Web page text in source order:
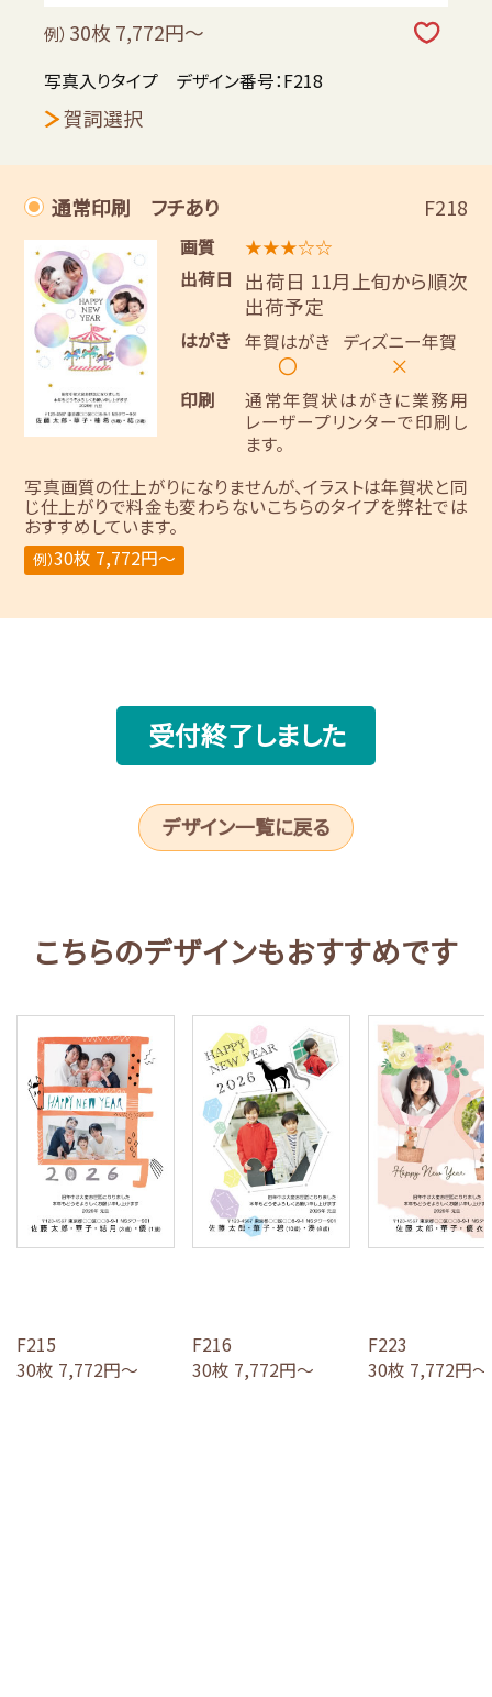
例） 30枚 7,772円～
写真入りタイプ デザイン番号：F218
賀詞選択
通常印刷 フチあり F218
画質
★★★☆☆
出荷日
出荷日 11月上旬から順次
出荷予定
はがき 年賀はがき
〇
ディズニー年賀
×
印刷
通常年賀状はがきに業務用
レーザープリンターで印刷し
ます。
写真画質の仕上がりになりませんが、イラストは年賀状と同
じ仕上がりで料金も変わらないこちらのタイプを弊社では
おすすめしています。
例）30枚 7,772円～
受付終了しました
デザイン一覧に戻る
こちらのデザインもおすすめです
F215
30枚 7,772円～
F216
30枚 7,772円～
F223
30枚 7,772円～